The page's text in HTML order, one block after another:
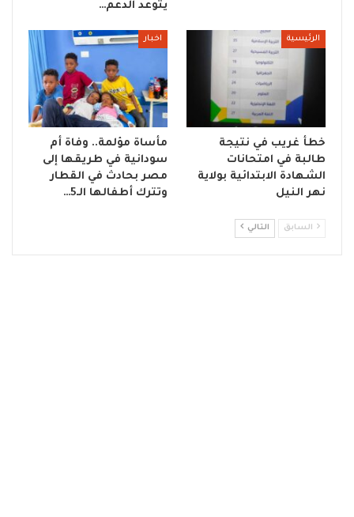
يتوعد الدعم…
الرئيسية
خطأ غريب في نتيجة
طالبة في امتحانات
الشهادة الابتدائية بولاية
نهر النيل
اخبار
مأساة مؤلمة.. وفاة أم
سودانية في طريقها إلى
مصر بحادث في القطار
وتترك أطفالها الـ5…
السابق التالي